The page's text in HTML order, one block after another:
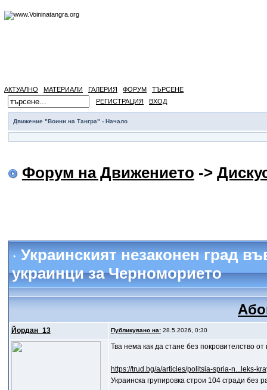
АКТУАЛНО МАТЕРИАЛИ ГАЛЕРИЯ ФОРУМ
ТЪРСЕНЕ
РЕГИСТРАЦИЯ
ВХОД
Движение "Воини на Тангра" - Начало
Форум на Движението ->
Украинският незаконен град
украинци за Черноморието
Йордан_13 Публикувано на:28.5.2026, 0:30
Тва нема как да стане без покровителство
https://trud.bg/a/articles/politsia-spria-n...leks-
Украинска групировка строи 104 сгради без